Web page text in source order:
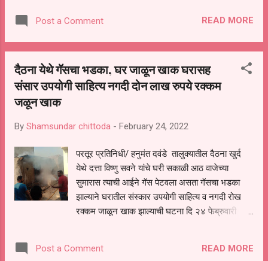
निवेदन देऊन नवाब मलिक यांचा मंत्री पदाचा राजीनामा
घेण्यात यावा व त्यांच्या वर देशद्रोहा चा गुन्हा दाखल
यावेळी एन. डी. देशमुख,संजय रिझवानी, अतिक पटेल,
दिनेश नरवाडकर, कमलकिशोर अग्रवाल,प्रदीप
अनंता गिरी, संदीप शिंदे, दीपक शिंदे, नीरज बुचाले, माऊली
Post a Comment READ MORE
दैठना येथे गॅसचा भडका, घर जाळून खाक घरासह
संसार उपयोगी साहित्य नगदी दोन लाख रुपये रक्कम
जळून खाक
By Shamsundar chittoda - February 24, 2022
परतूर प्रतिनिधी/ हनुमंत दवंडे तालुक्यातील दैठना खुर्द
येथे दत्ता विष्णु सवने यांचे घरी सकाळी आठ वाजेच्या
सुमारास त्याची आईने गॅस पेटवला असता गॅसचा भडका
झाल्याने घरातील संस्कार उपयोगी साहित्य व नगदी रोख
रक्कम जाळून खाक झाल्याची घटना दि २४ फेब्रुवारी
वाजेच्या सुमारास चहा करण्यासाठी गॅस पेटवित असतांना
Post a Comment READ MORE